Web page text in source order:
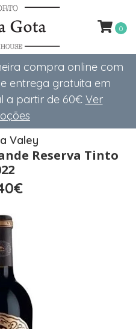
compra online com
entrega gratuita em
a partir de 60€ Ver
0
Valey
Reserva Tinto